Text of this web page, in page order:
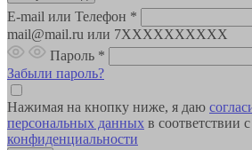
E-mail или Телефон *
mail@mail.ru или 7XXXXXXXXXX
Пароль *
Забыли пароль?
Нажимая на кнопку ниже, я даю
персональных данных в соответствии с
конфиденциальности